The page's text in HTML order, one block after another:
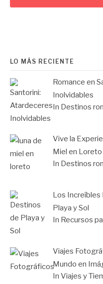
LO MÁS RECIENTE
Romance en
Inolvidables
In Destinos
Vive la
Miel en Loreto
In Destinos
Los Increíbles
Playa y Sol
In Recursos
Viajes
Mundo en
In Viajes y